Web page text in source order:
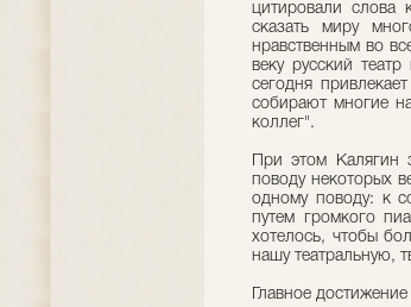
цитировали слова
сказать миру
нравственным во
веку русский
сегодня
собирают многие
коллег".
При этом
поводу некоторых
одному поводу: к
путем громкого
хотелось, чтобы
нашу театральную,
Главное